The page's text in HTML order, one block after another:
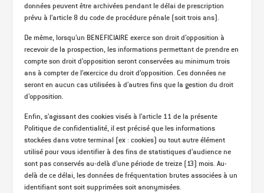
données peuvent être archivées pendant le délai de prescription
prévu à l’article 8 du code de procédure pénale (soit trois ans).
De même, lorsqu’un BENEFICIAIRE exerce son droit d’opposition à
recevoir de la prospection, les informations permettant de prendre en
compte son droit d’opposition seront conservées au minimum trois
ans à compter de l’exercice du droit d’opposition. Ces données ne
seront en aucun cas utilisées à d’autres fins que la gestion du droit
d’opposition.
Enfin, s’agissant des cookies visés à l’article 11 de la présente
Politique de confidentialité, il est précisé que les informations
stockées dans votre terminal (ex : cookies) ou tout autre élément
utilisé pour vous identifier à des fins de statistiques d’audience ne
sont pas conservés au-delà d’une période de treize (13) mois. Au-
delà de ce délai, les données de fréquentation brutes associées à un
identifiant sont soit supprimées soit anonymisées.